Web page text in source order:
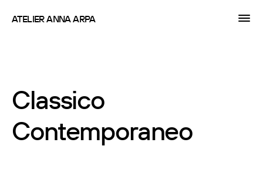
ATELIER ANNA ARPA
Classico
Contemporaneo